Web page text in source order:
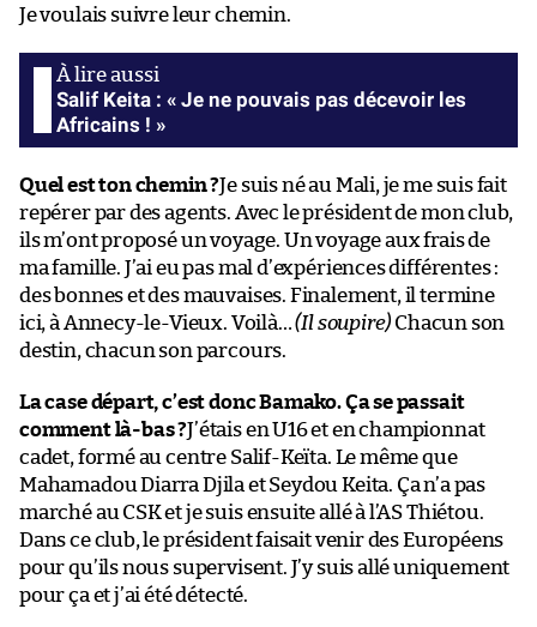
Je voulais suivre leur chemin.
Salif Keita : « Je ne pouvais pas décevoir les
Africains ! »
Quel est ton chemin ?Je suis né au Mali, je me suis fait
repérer par des agents. Avec le président de mon club,
ils m’ont proposé un voyage. Un voyage aux frais de
ma famille. J’ai eu pas mal d’expériences différentes :
des bonnes et des mauvaises. Finalement, il termine
ici, à Annecy-le-Vieux. Voilà…(Il soupire) Chacun son
destin, chacun son parcours.
La case départ, c’est donc Bamako. Ça se passait
comment là-bas ?J’étais en U16 et en championnat
cadet, formé au centre Salif-Keïta. Le même que
Mahamadou Diarra Djila et Seydou Keita. Ça n’a pas
marché au CSK et je suis ensuite allé à l’AS Thiétou.
Dans ce club, le président faisait venir des Européens
pour qu’ils nous supervisent. J’y suis allé uniquement
pour ça et j’ai été détecté.